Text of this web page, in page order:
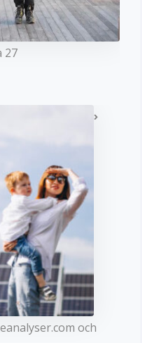
27
och